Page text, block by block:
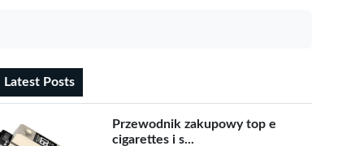
Latest Posts
Przewodnik zakupowy top e
cigarettes i s...